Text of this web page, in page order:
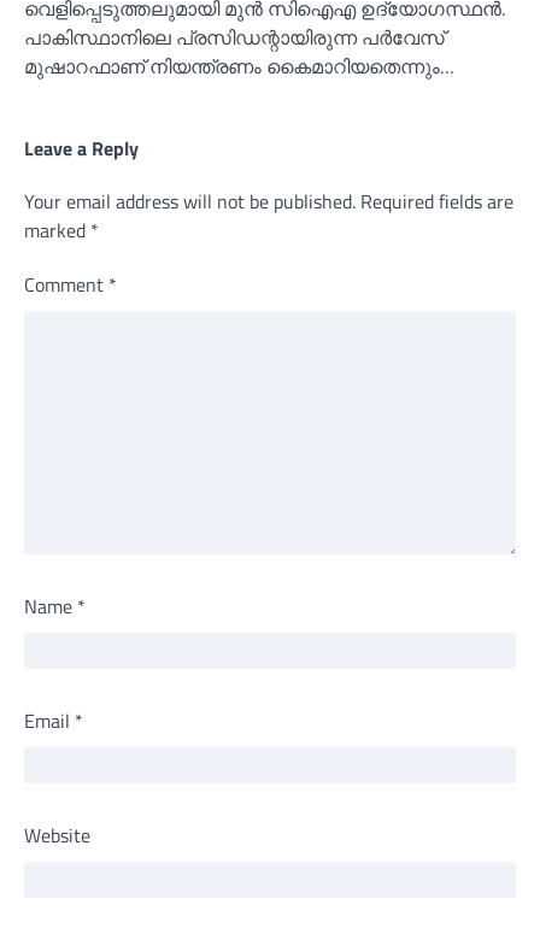
വെളിപ്പെടുത്തലുമായി മുൻ സിഐഎ ഉദ്യോഗസ്ഥൻ.
പാകിസ്ഥാനിലെ പ്രസിഡന്റായിരുന്ന പർവേസ്
മുഷാറഫാണ് നിയന്ത്രണം കൈമാറിയതെന്നും…
Leave a Reply
Your email address will not be published. Required fields are
marked *
Comment *
Name *
Email *
Website